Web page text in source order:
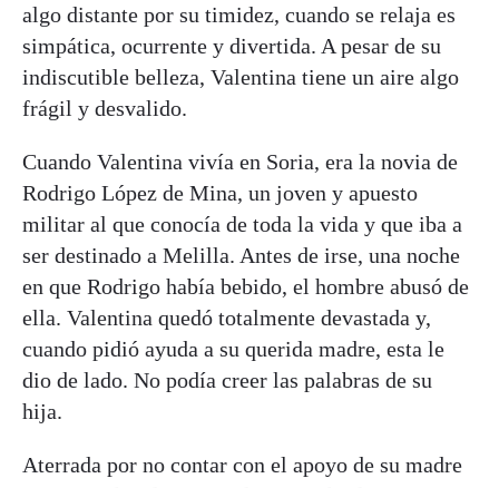
algo distante por su timidez, cuando se relaja es
simpática, ocurrente y divertida. A pesar de su
indiscutible belleza, Valentina tiene un aire algo
frágil y desvalido.
Cuando Valentina vivía en Soria, era la novia de
Rodrigo López de Mina, un joven y apuesto
militar al que conocía de toda la vida y que iba a
ser destinado a Melilla. Antes de irse, una noche
en que Rodrigo había bebido, el hombre abusó de
ella. Valentina quedó totalmente devastada y,
cuando pidió ayuda a su querida madre, esta le
dio de lado. No podía creer las palabras de su
hija.
Aterrada por no contar con el apoyo de su madre